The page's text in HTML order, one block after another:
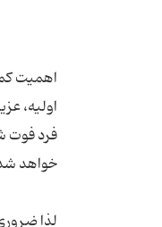
اهمیت
اولیه،
فرد فوت
لذا